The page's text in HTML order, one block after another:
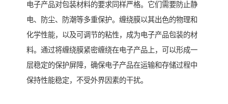
电子产品对包装材料的要求同样严格。它们需要防止静
电、防尘、防潮等多重保护。缠绕膜以其出色的物理和
化学性能，以及可调节的粘性，成为电子产品包装的材
料。通过将缠绕膜紧密缠绕在电子产品上，可以形成一
层稳定的保护屏障，确保电子产品在运输和存储过程中
保持性能稳定，不受外界因素的干扰。